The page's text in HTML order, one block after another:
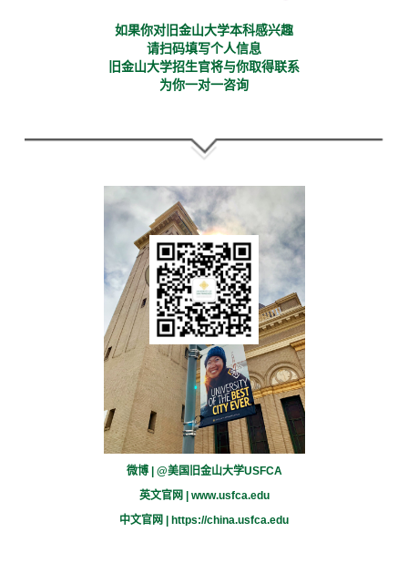
如果你对旧金山大学本科感兴趣
请扫码填写个人信息
旧金山大学招生官将与你取得联系
为你一对一咨询
微博 | @美国旧金山大学USFCA
英文官网 | www.usfca.edu
中文官网 | https://china.usfca.edu